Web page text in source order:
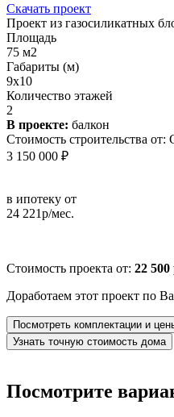
Скачать проект
Проект из газосиликатных
Площадь
75 м2
Габариты (м)
9x10
Количество этажей
2
В проекте: балкон
Стоимость строительства от:
3 150 000 ₽
в ипотеку от
24 221р/мес.
Стоимость проекта от: 22 500
Доработаем этот проект по
Посмотреть комплектации и
Узнать точную стоимость дома
Посмотрите